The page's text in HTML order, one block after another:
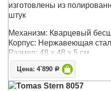
изготовлены из
штук
Механизм: Кварцевый
Корпус: Нержавеющая
Размер: 48 х 48 х 5 см
Цена: 4`890 Р
Tomas Stern 8057